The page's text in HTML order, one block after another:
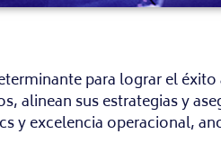
para lograr el
alinean sus estrategias y
y excelencia operacional,